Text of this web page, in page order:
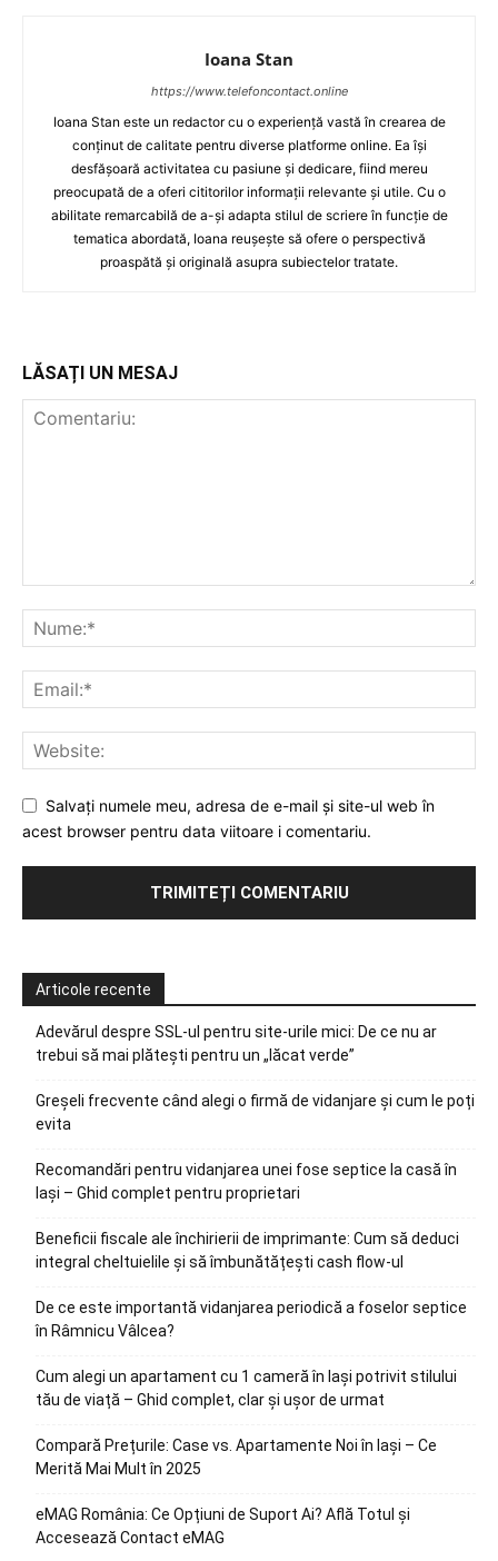
Ioana Stan
https://www.telefoncontact.online
Ioana Stan este un redactor cu o experiență vastă în crearea de
conținut de calitate pentru diverse platforme online. Ea își
desfășoară activitatea cu pasiune și dedicare, fiind mereu
preocupată de a oferi cititorilor informații relevante și utile. Cu o
abilitate remarcabilă de a-și adapta stilul de scriere în funcție de
tematica abordată, Ioana reușește să ofere o perspectivă
proaspătă și originală asupra subiectelor tratate.
LĂSAȚI UN MESAJ
Salvați numele meu, adresa de e-mail și site-ul web în
acest browser pentru data viitoare i comentariu.
Articole recente
Adevărul despre SSL-ul pentru site-urile mici: De ce nu ar
trebui să mai plătești pentru un „lăcat verde”
Greșeli frecvente când alegi o firmă de vidanjare și cum le poți
evita
Recomandări pentru vidanjarea unei fose septice la casă în
Iași – Ghid complet pentru proprietari
Beneficii fiscale ale închirierii de imprimante: Cum să deduci
integral cheltuielile și să îmbunătățești cash flow-ul
De ce este importantă vidanjarea periodică a foselor septice
în Râmnicu Vâlcea?
Cum alegi un apartament cu 1 cameră în Iași potrivit stilului
tău de viață – Ghid complet, clar și ușor de urmat
Compară Prețurile: Case vs. Apartamente Noi în Iași – Ce
Merită Mai Mult în 2025
eMAG România: Ce Opțiuni de Suport Ai? Află Totul și
Accesează Contact eMAG